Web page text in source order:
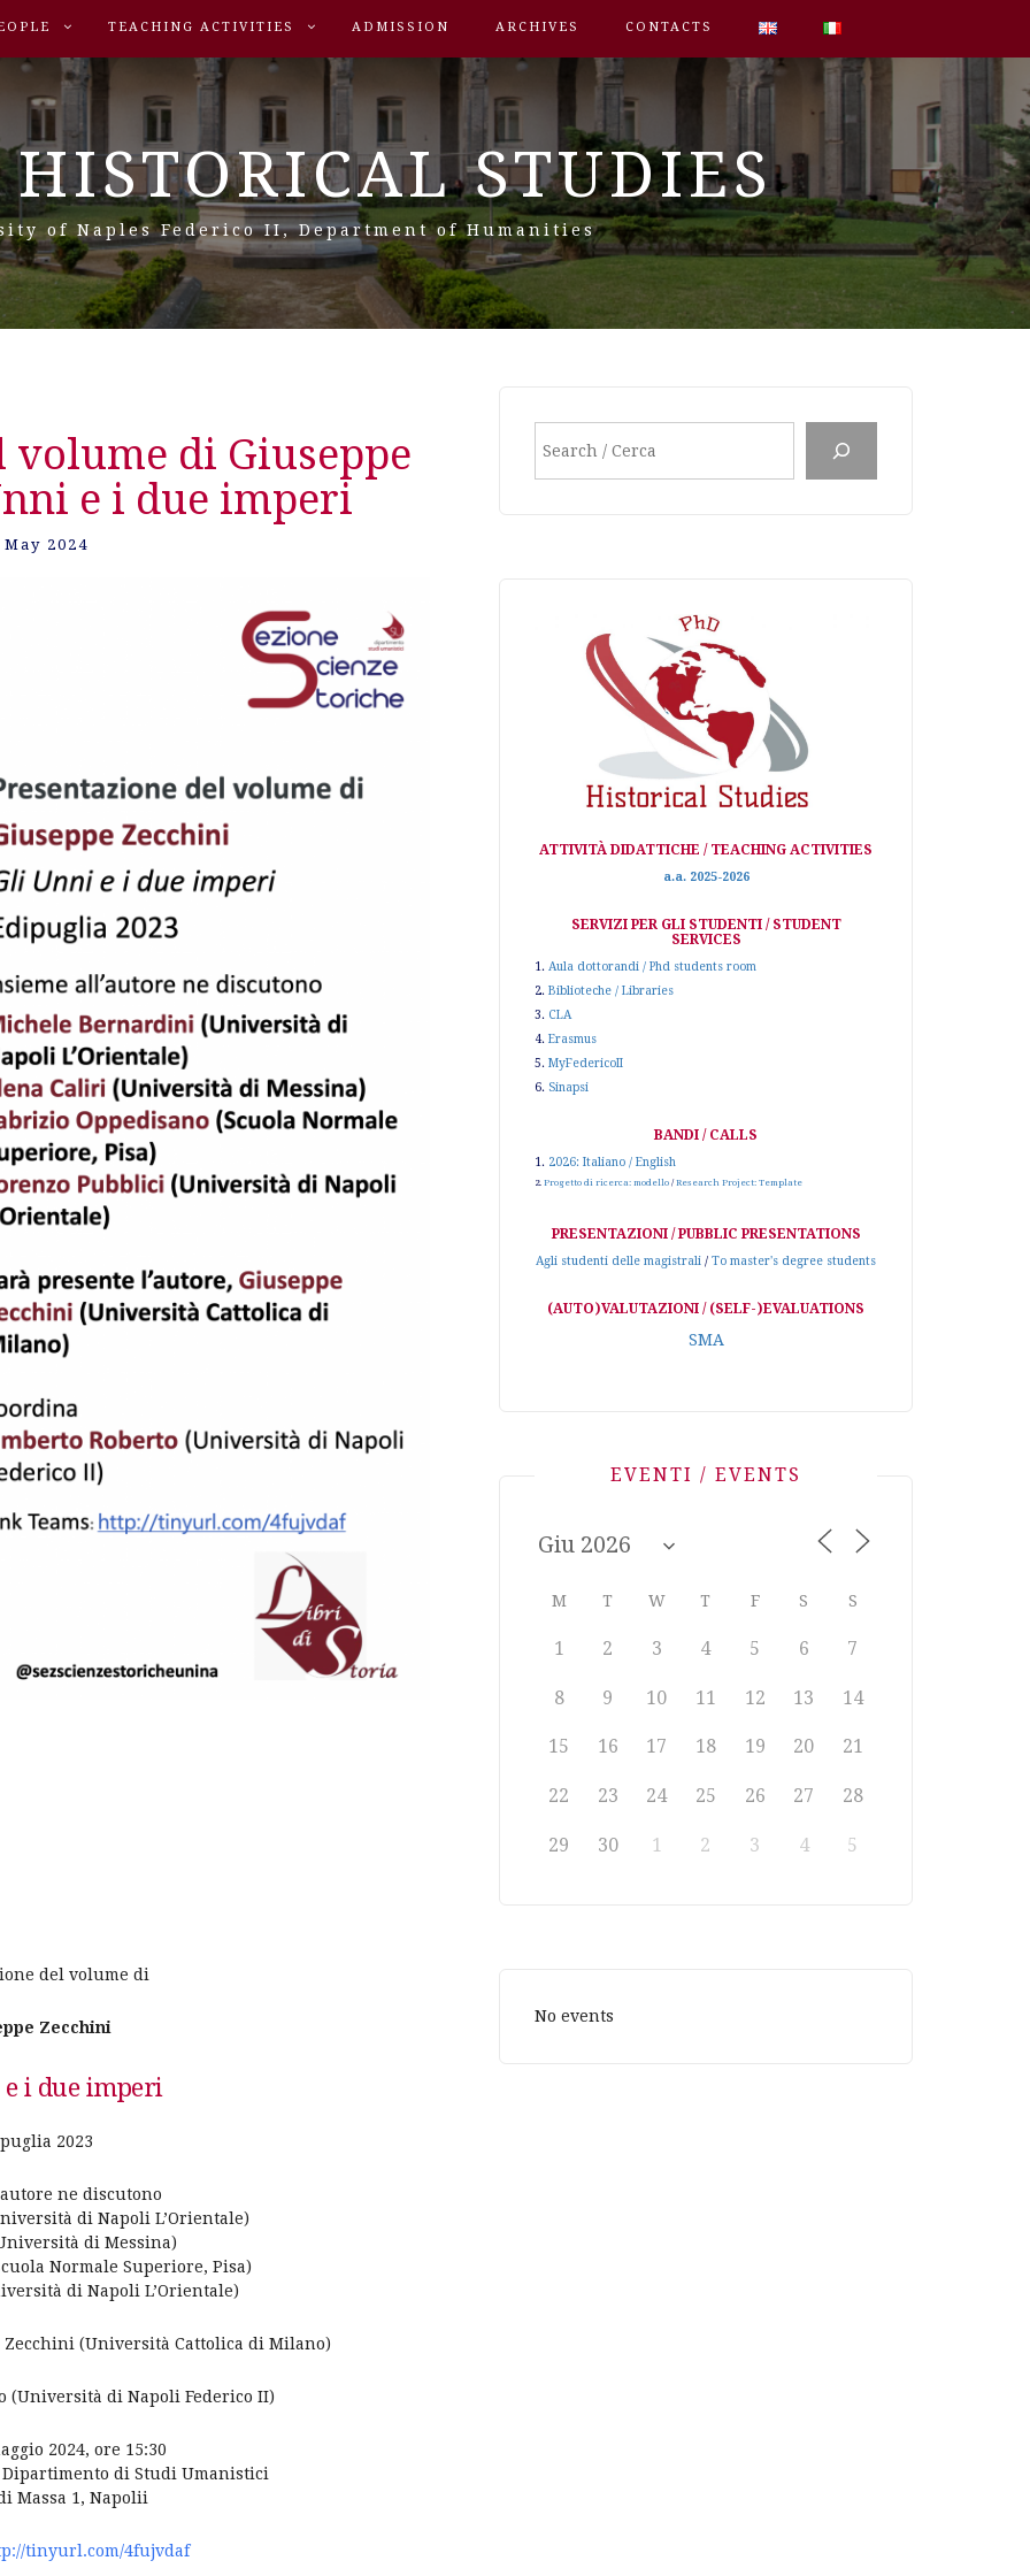
TEACHING ACTIVITIES ADMISSION ARCHIVES CONTACTS
STUDIES
of Naples Federico II, Department of Humanities
volume di Giuseppe
e i due imperi
May 2024
del volume di
Zecchini
i due imperi
2023
ne discutono
di Napoli L’Orientale)
di Messina)
Normale Superiore, Pisa)
di Napoli L’Orientale)
Zecchini (Università Cattolica di Milano)
(Università di Napoli Federico II)
2024, ore 15:30
di Studi Umanistici
Massa 1, Napolii
tinyurl.com/4fujvdaf
ATTIVITÀ DIDATTICHE / TEACHING ACTIVITIES
a.a. 2025-2026
SERVIZI PER GLI STUDENTI / STUDENT
SERVICES
1. Aula dottorandi / Phd students room
2. Biblioteche / Libraries
3. CLA
4. Erasmus
5. MyFedericoII
6. Sinapsi
BANDI / CALLS
1. 2026: Italiano / English
2. Progetto di ricerca: modello /Research Project: Template
PRESENTAZIONI / PUBBLIC PRESENTATIONS
Agli studenti delle magistrali / To master's degree students
(AUTO)VALUTAZIONI / (SELF-)EVALUATIONS
SMA
EVENTI / EVENTS
M T W T F S S
1 2 3 4 5 6 7
8 9 10 11 12 13 14
15 16 17 18 19 20 21
22 23 24 25 26 27 28
29 30 1 2 3 4 5
No events